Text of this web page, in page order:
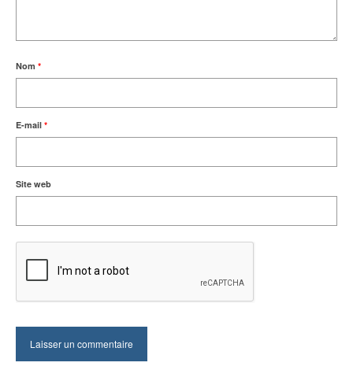
Nom *
E-mail *
Site web